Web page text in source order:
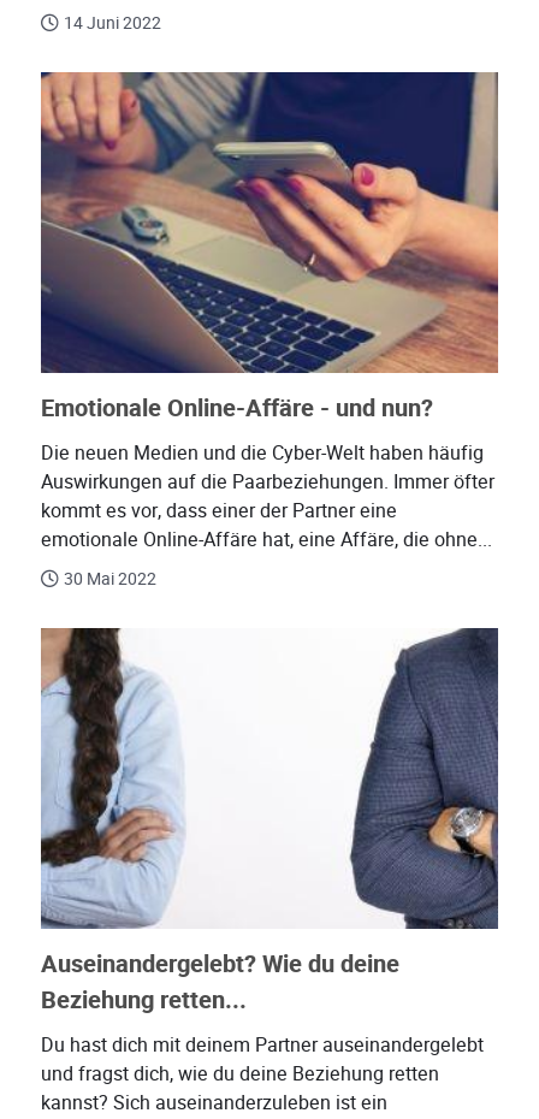
14 Juni 2022
Emotionale Online-Affäre - und nun?
Die neuen Medien und die Cyber-Welt haben häufig
Auswirkungen auf die Paarbeziehungen. Immer öfter
kommt es vor, dass einer der Partner eine
emotionale Online-Affäre hat, eine Affäre, die ohne...
30 Mai 2022
Auseinandergelebt? Wie du deine
Beziehung retten...
Du hast dich mit deinem Partner auseinandergelebt
und fragst dich, wie du deine Beziehung retten
kannst? Sich auseinanderzuleben ist ein